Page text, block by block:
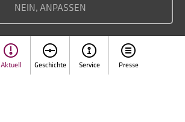
Aktuell Geschichte Service Presse
NEIN, ANPASSEN